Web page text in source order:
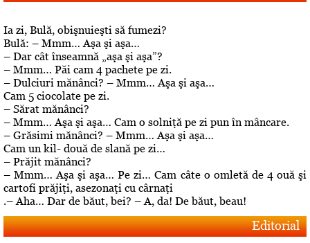
Ia zi, Bulă, obişnuieşti să fumezi?
Bulă: – Mmm… Aşa şi aşa…
– Dar cât înseamnă „aşa şi aşa”?
– Mmm… Păi cam 4 pachete pe zi.
– Dulciuri mănânci? – Mmm… Aşa şi aşa…
Cam 5 ciocolate pe zi.
– Sărat mănânci?
– Mmm… Aşa şi aşa… Cam o solniţă pe zi pun în mâncare.
– Grăsimi mănânci? – Mmm… Aşa şi aşa…
Cam un kil- două de slană pe zi…
– Prăjit mănânci?
– Mmm… Aşa şi aşa… Pe zi… Cam câte o omletă de 4 ouă şi
cartofi prăjiţi, asezonaţi cu cârnaţi
.– Aha… Dar de băut, bei? – A, da! De băut, beau!
Editorial